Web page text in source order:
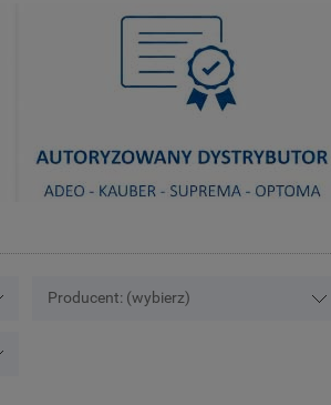
Producent: (wybierz)